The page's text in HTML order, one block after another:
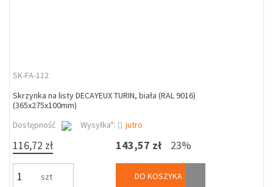
SK-FA-112
Skrzynka na listy DECAYEUX TURIN, biała (RAL 9016)
(365x275x100mm)
Dostępność
Wysyłka*: jutro
116,72 zł
szt
143,57 zł 23%
DO KOSZYKA